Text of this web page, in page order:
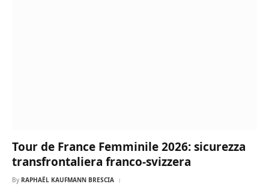
Tour de France Femminile 2026: sicurezza
transfrontaliera franco-svizzera
By RAPHAËL KAUFMANN BRESCIA